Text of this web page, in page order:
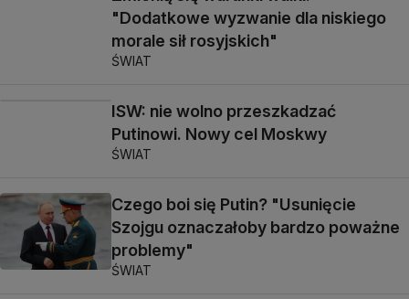
"Dodatkowe wyzwanie dla niskiego
morale sił rosyjskich"
ŚWIAT
ISW: nie wolno przeszkadzać
Putinowi. Nowy cel Moskwy
ŚWIAT
Czego boi się Putin? "Usunięcie
Szojgu oznaczałoby bardzo poważne
problemy"
ŚWIAT